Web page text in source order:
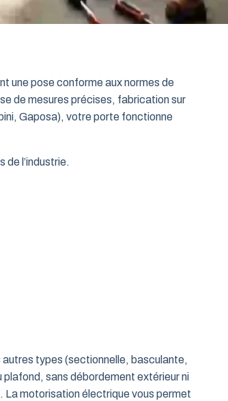
une pose conforme aux normes de
de mesures précises, fabrication sur
Gaposa), votre porte fonctionne
de l’industrie.
autres types (sectionnelle, basculante,
plafond, sans débordement extérieur ni
La motorisation électrique vous permet